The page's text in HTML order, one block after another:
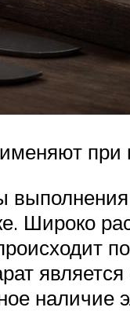
Широко
наличие